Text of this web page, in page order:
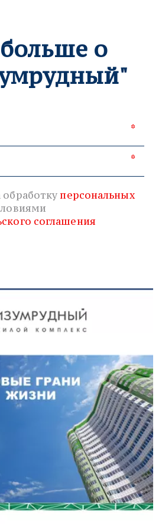
о
*
*
обработкуперсональных
соглашения